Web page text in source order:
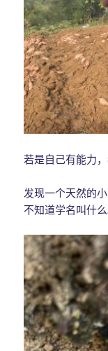
若是自己有能力
发现一个天然的
不知道学名叫什么